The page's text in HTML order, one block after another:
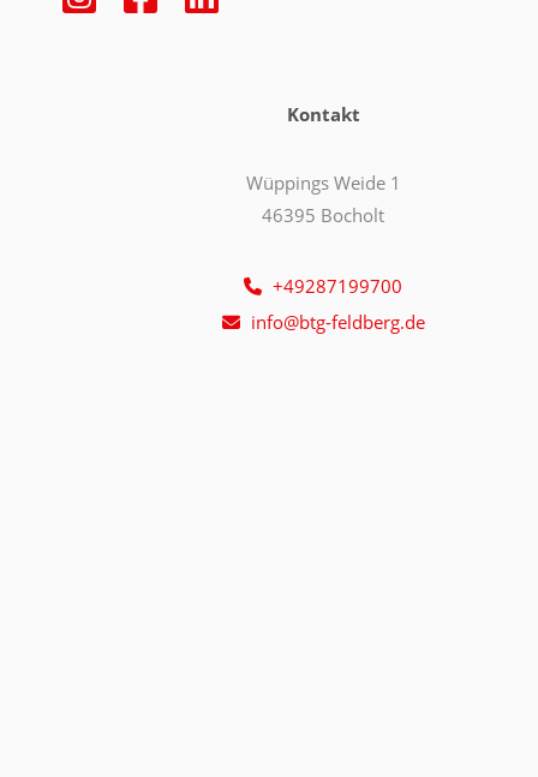
Kontakt
Wüppings Weide 1
46395 Bocholt
+49287199700
info@btg-feldberg.de